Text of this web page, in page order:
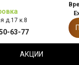
д.17 к.8
63-77
АКЦИИ